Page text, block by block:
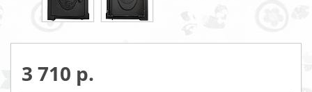
3 710